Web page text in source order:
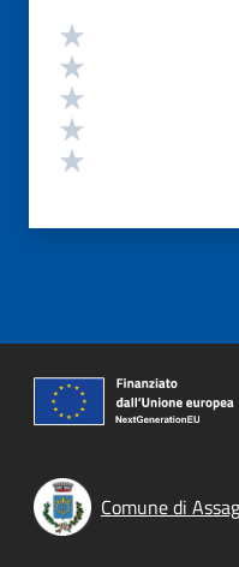
Valutazione
Comune di